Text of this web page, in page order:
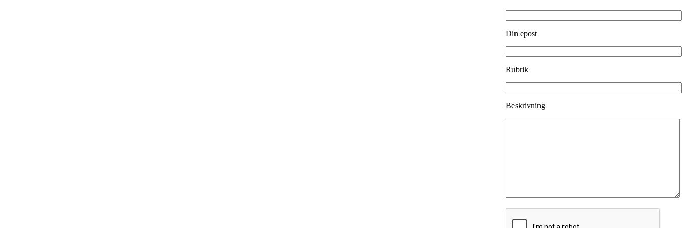
Din epost
Rubrik
Beskrivning